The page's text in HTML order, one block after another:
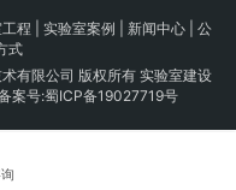
程 实验室案例 新闻中心
公
式
有限公司 版权所有 实验室建设
案号:蜀ICP备19027719号